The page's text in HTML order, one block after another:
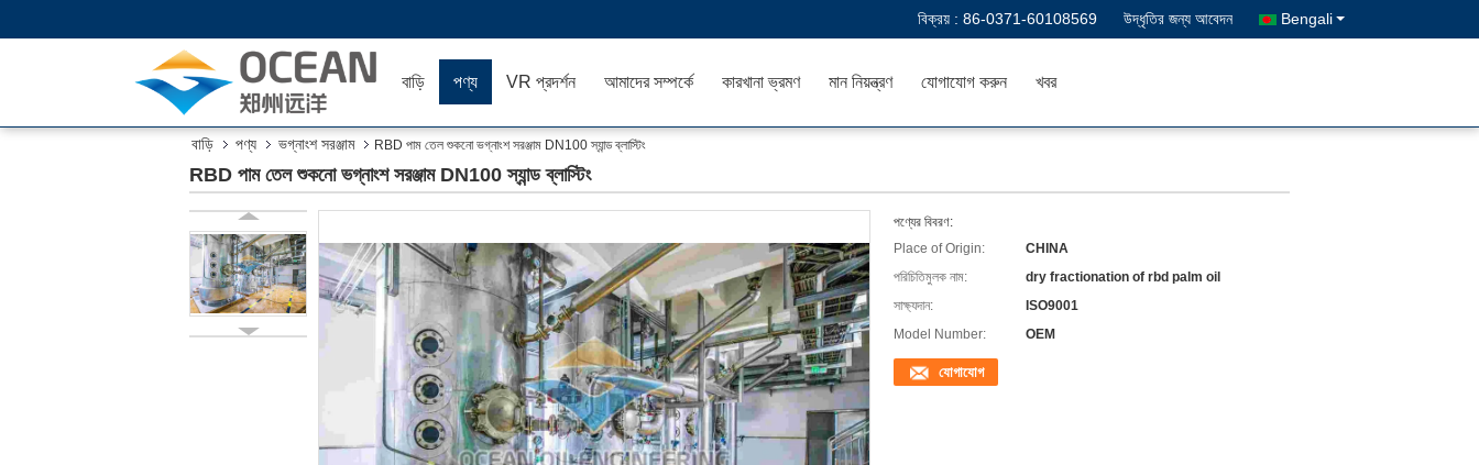
বিক্রয় : 86-0371-60108569 উদ্ধৃতির জন্য আবেদন Bengali
বাড়ি পণ্য VR প্রদর্শন আমাদের সম্পর্কে কারখানা ভ্রমণ মান নিয়ন্ত্রণ যোগাযোগ করুন খবর
বাড়ি পণ্য ভগ্নাংশ সরঞ্জাম RBD পাম তেল শুকনো ভগ্নাংশ সরঞ্জাম DN100 স্যান্ড ব্লাস্টিং
RBD পাম তেল শুকনো ভগ্নাংশ সরঞ্জাম DN100 স্যান্ড ব্লাস্টিং
পণ্যের বিবরণ:
Place of Origin:
CHINA
পরিচিতিমুলক নাম:
dry fractionation of rbd palm oil
সাক্ষ্যদান:
ISO9001
Model Number:
OEM
যোগাযোগ